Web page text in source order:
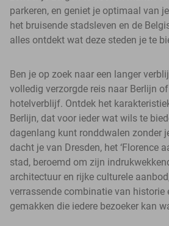
parkeren, en geniet je optimaal van
het bruisende stadsleven en de
alles ontdekt wat deze steden je te
Ben je op zoek naar een langer
volledig verzorgde reis naar Berlijn
hotelverblijf. Ontdek het
Berlijn, dat voor ieder wat wils te
dagenlang kunt ronddwalen zonder
dacht je van Dresden, het ‘Florence
stad, beroemd om zijn
architectuur en rijke culturele
verrassende combinatie van historie
gemakken die iedere bezoeker kan